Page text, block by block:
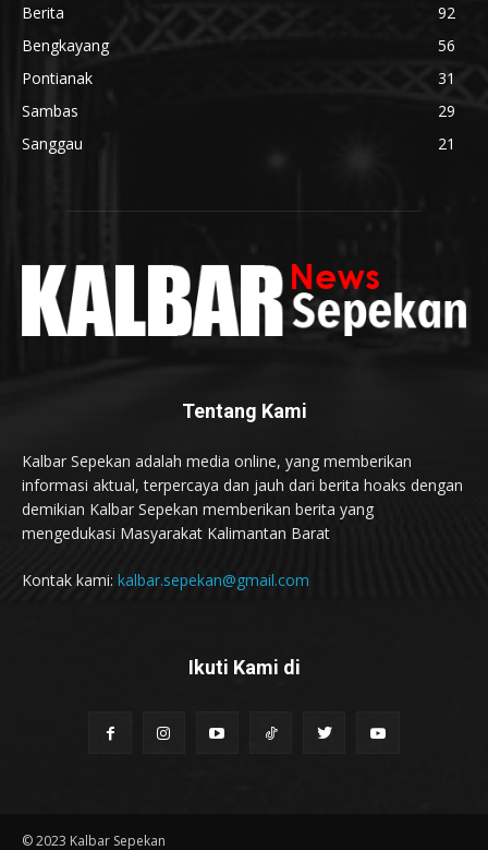
Berita
92
Bengkayang
56
Pontianak
31
Sambas
29
Sanggau
21
Tentang Kami
Kalbar Sepekan adalah media online, yang memberikan
informasi aktual, terpercaya dan jauh dari berita hoaks dengan
demikian Kalbar Sepekan memberikan berita yang
mengedukasi Masyarakat Kalimantan Barat
Kontak kami: kalbar.sepekan@gmail.com
Ikuti Kami di
© 2023 Kalbar Sepekan